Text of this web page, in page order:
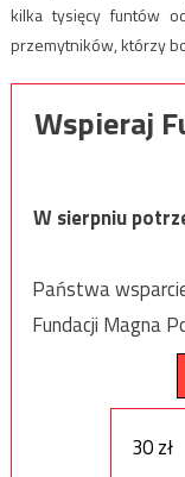
kilka tysięcy funtów
przemytników, którzy
Wspieraj
W sierpniu
Państwa
Fundacji Magna
30 zł